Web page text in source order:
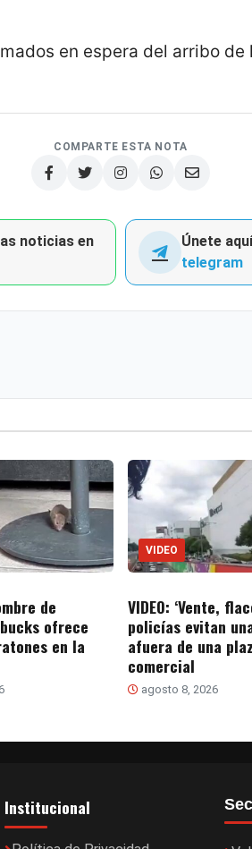
en espera del arribo
COMPARTE ESTA NOTA
noticias en
Únete
telegram
de
ofrece
en la
VIDEO
VIDEO: ‘Vente,
policías evitan
afuera de una
comercial
agosto 8, 2026
Institucional